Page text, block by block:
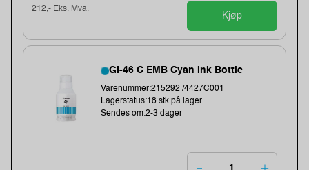
212,- Eks. Mva.
Kjøp
GI-46 C EMB Cyan Ink Bottle
Varenummer:215292 /4427C001
Lagerstatus:18 stk på lager.
Sendes om:2-3 dager